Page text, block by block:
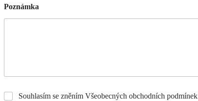
Poznámka
Souhlasím se zněním Všeobecných obchodních podmínek